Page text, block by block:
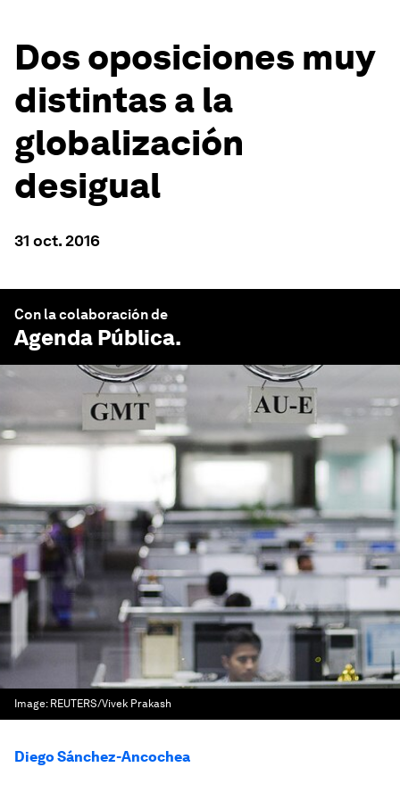
Dos oposiciones muy
distintas a la
globalización
desigual
31 oct. 2016
Con la colaboración de
Agenda Pública.
Image: REUTERS/Vivek Prakash
Diego Sánchez-Ancochea